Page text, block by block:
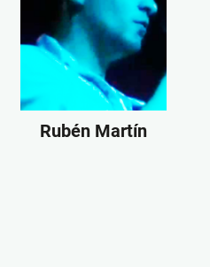
Rubén Martín